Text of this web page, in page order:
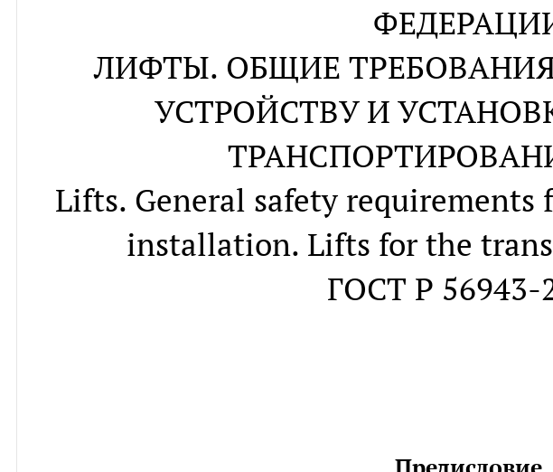
ЛИФТЫ. ОБЩИЕ
УСТРОЙСТВУ И
Lifts. General safety
installation. Lifts for the
ГОСТ Р 56943-